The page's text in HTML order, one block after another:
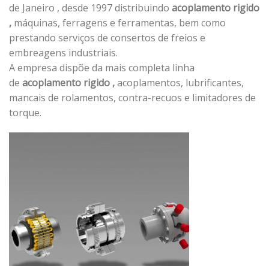
de Janeiro , desde 1997 distribuindo acoplamento rigido
, máquinas, ferragens e ferramentas, bem como
prestando serviços de consertos de freios e
embreagens industriais.
A empresa dispõe da mais completa linha
de acoplamento rigido ,acoplamentos, lubrificantes,
mancais de rolamentos, contra-recuos e limitadores de
torque.